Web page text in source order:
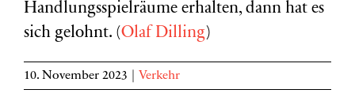
Handlungsspielräume erhalten, dann hat es
sich gelohnt. (Olaf Dilling)
10. November 2023 Verkehr